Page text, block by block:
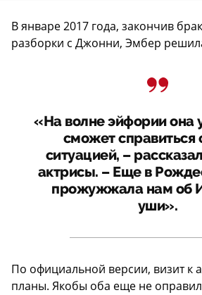
В январе 2017 года, закончив
разборки с Джонни, Эмбер
«На волне эйфории она
сможет справиться
ситуацией, –
актрисы. – Еще в
прожужжала нам об
уши».
По официальной версии, визит к
планы. Якобы оба еще не